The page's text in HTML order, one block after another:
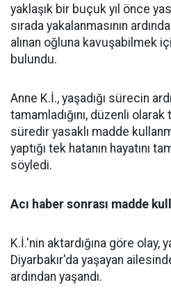
yaklaşık bir buçuk yıl önce
sırada yakalanmasının
alınan oğluna kavuşabilmek
bulundu.
Anne K.İ., yaşadığı sürecin
tamamladığını, düzenli
süredir yasaklı madde
yaptığı tek hatanın hayatını
söyledi.
Acı haber sonrası madde
K.İ.'nin aktardığına göre olay,
Diyarbakır'da yaşayan
ardından yaşandı.